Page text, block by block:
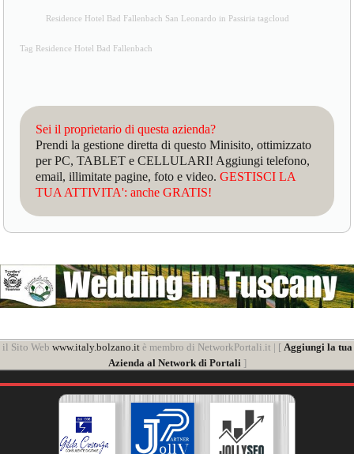
Residence Hotel Bad Fallenbach San Leonardo in Passiria tagcloud
Tag Residence Hotel Bad Fallenbach
Sei il proprietario di questa azienda?
Prendi la gestione diretta di questo Minisito, ottimizzato
per PC, TABLET e CELLULARI! Aggiungi telefono,
email, illimitate pagine, foto e video.GESTISCI LA
TUA ATTIVITA': anche GRATIS!
il Sito Web www.italy.bolzano.itè membro di NetworkPortali.it | [ Aggiungi la tua
Azienda al Network di Portali]